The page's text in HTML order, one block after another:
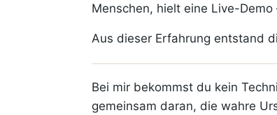
Menschen, hielt eine Live-
Aus dieser Erfahrung entstand
Bei mir bekommst du kein
gemeinsam daran, die wahre